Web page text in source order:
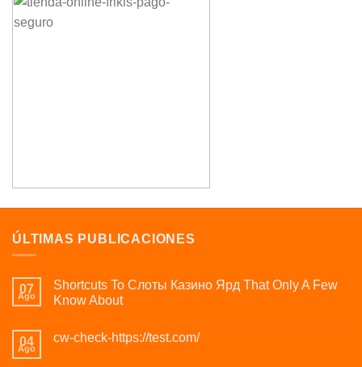
ÚLTIMAS PUBLICACIONES
07
Ago
Shortcuts To Слоты Казино Ярд That Only A Few
Know About
04
Ago
cw-check-https://test.com/